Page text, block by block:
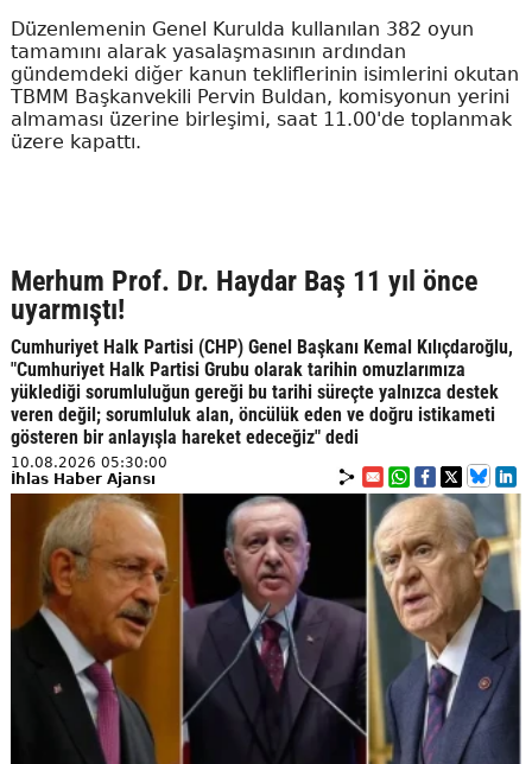
Düzenlemenin Genel Kurulda kullanılan 382 oyun
tamamını alarak yasalaşmasının ardından
gündemdeki diğer kanun tekliflerinin isimlerini okutan
TBMM Başkanvekili Pervin Buldan, komisyonun yerini
almaması üzerine birleşimi, saat 11.00'de toplanmak
üzere kapattı.
Merhum Prof. Dr. Haydar Baş 11 yıl önce
uyarmıştı!
Cumhuriyet Halk Partisi (CHP) Genel Başkanı Kemal Kılıçdaroğlu,
"Cumhuriyet Halk Partisi Grubu olarak tarihin omuzlarımıza
yüklediği sorumluluğun gereği bu tarihi süreçte yalnızca destek
veren değil; sorumluluk alan, öncülük eden ve doğru istikameti
gösteren bir anlayışla hareket edeceğiz" dedi
10.08.2026 05:30:00
İhlas Haber Ajansı